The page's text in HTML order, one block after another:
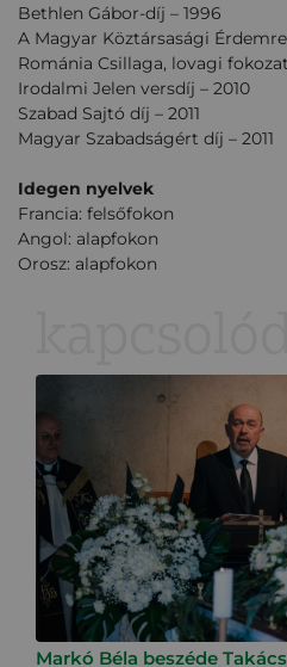
Bethlen Gábor-díj – 1996
A Magyar Köztársasági
Románia Csillaga, lovagi
Irodalmi Jelen versdíj – 2010
Szabad Sajtó díj – 2011
Magyar Szabadságért díj – 2011
Idegen nyelvek
Francia: felsőfokon
Angol: alapfokon
Orosz: alapfokon
Markó Béla beszéde